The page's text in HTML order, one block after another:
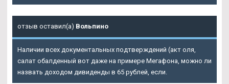
отзыв оставил(а) Вольпино
Наличии всех документальных подтверждений (акт оля,
салат обалденный вот даже на примере Мегафона, можно ли
назвать доходом дивиденды в 65 рублей, если.